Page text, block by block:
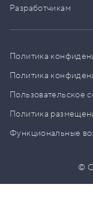
Разработчикам
Политика
Политика
Пользовательское
Политика
Функциональные
©